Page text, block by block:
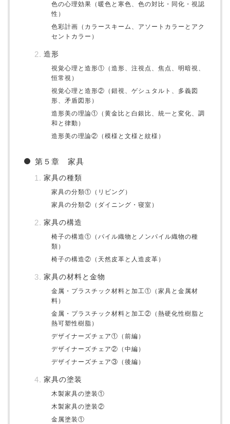
色の心理効果（暖色と寒色、色の対比・同化・視認
性）
色彩計画（カラースキーム、アソートカラーとアク
セントカラー）
造形
視覚心理と造形①（造形、注視点、焦点、明暗視、
恒常視）
視覚心理と造形②（錯視、ゲシュタルト、多義図
形、矛盾図形）
造形美の理論①（黄金比と白銀比、統一と変化、調
和と律動）
造形美の理論②（模様と文様と紋様）
第５章 家具
家具の種類
家具の分類①（リビング）
家具の分類②（ダイニング・寝室）
家具の構造
椅子の構造①（パイル織物とノンパイル織物の種
類）
椅子の構造②（天然皮革と人造皮革）
家具の材料と金物
金属・プラスチック材料と加工①（家具と金属材
料）
金属・プラスチック材料と加工②（熱硬化性樹脂と
熱可塑性樹脂）
デザイナーズチェア①（前編）
デザイナーズチェア②（中編）
デザイナーズチェア③（後編）
家具の塗装
木製家具の塗装①
木製家具の塗装②
金属塗装①